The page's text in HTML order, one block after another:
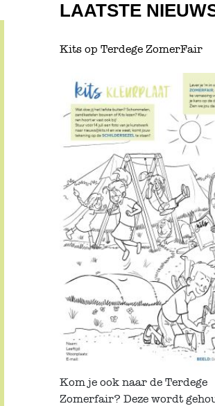
LAATSTE
Kits op Terdege ZomerFair
Kom je ook naar de Terdege
Zomerfair? Deze wordt